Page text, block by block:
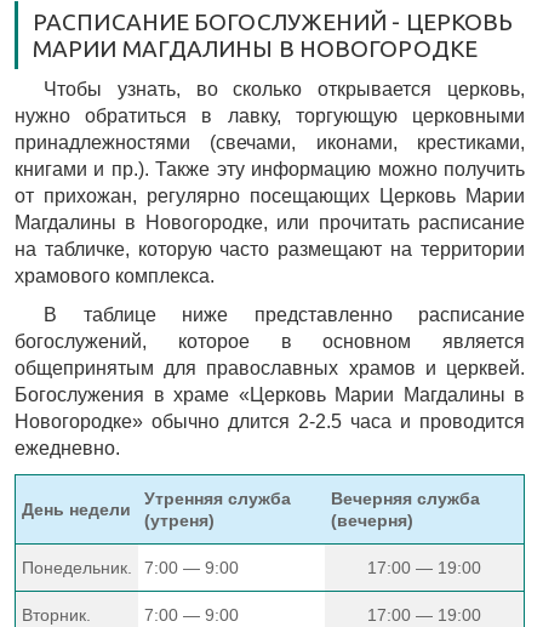
РАСПИСАНИЕ БОГОСЛУЖЕНИЙ - ЦЕРКОВЬ
МАРИИ МАГДАЛИНЫ В НОВОГОРОДКЕ
Чтобы узнать, во сколько открывается церковь,
нужно обратиться в лавку, торгующую церковными
принадлежностями (свечами, иконами, крестиками,
книгами и пр.). Также эту информацию можно получить
от прихожан, регулярно посещающих Церковь Марии
Магдалины в Новогородке, или прочитать расписание
на табличке, которую часто размещают на территории
храмового комплекса.
В таблице ниже представленно расписание
богослужений, которое в основном является
общепринятым для православных храмов и церквей.
Богослужения в храме «Церковь Марии Магдалины в
Новогородке» обычно длится 2-2.5 часа и проводится
ежедневно.
День недели
Утренняя служба
(утреня)
Вечерняя служба
(вечерня)
Понедельник. 7:00 — 9:00 17:00 — 19:00
Вторник. 7:00 — 9:00 17:00 — 19:00